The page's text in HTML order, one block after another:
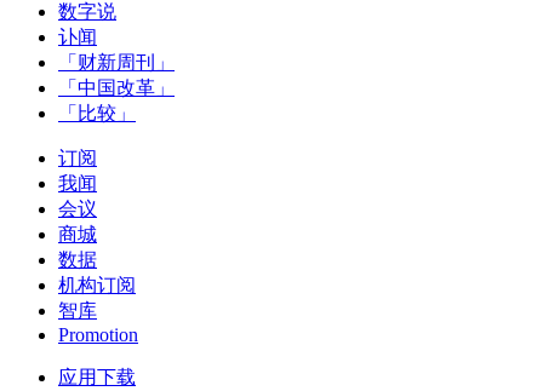
数字说
讣闻
「财新周刊」
「中国改革」
「比较」
订阅
我闻
会议
商城
数据
机构订阅
智库
Promotion
应用下载